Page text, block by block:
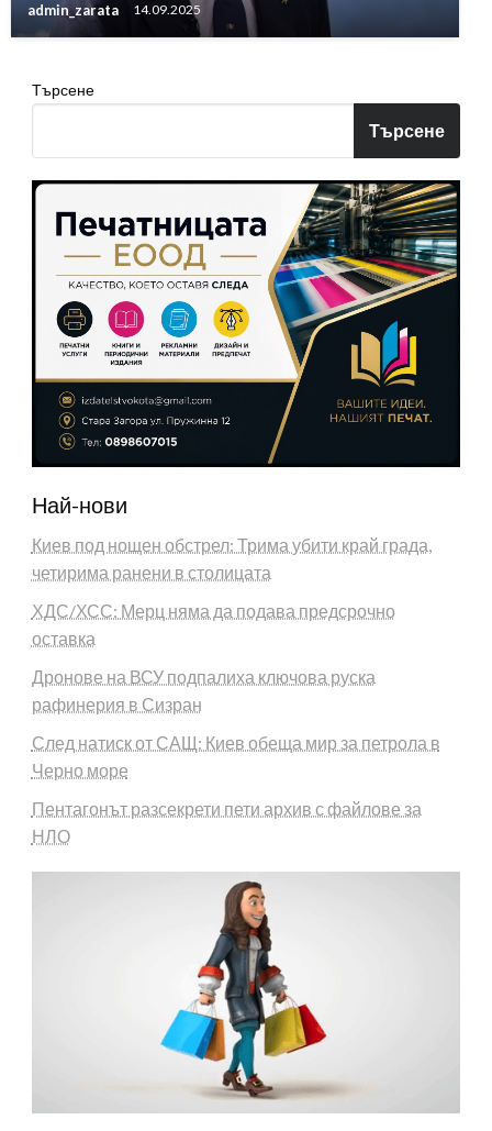
admin_zarata 14.09.2025
Търсене
Търсене
Най-нови
Киев под нощен обстрел: Трима убити край града,
четирима ранени в столицата
ХДС/ХСС: Мерц няма да подава предсрочно
оставка
Дронове на ВСУ подпалиха ключова руска
рафинерия в Сизран
След натиск от САЩ: Киев обеща мир за петрола в
Черно море
Пентагонът разсекрети пети архив с файлове за
НЛО